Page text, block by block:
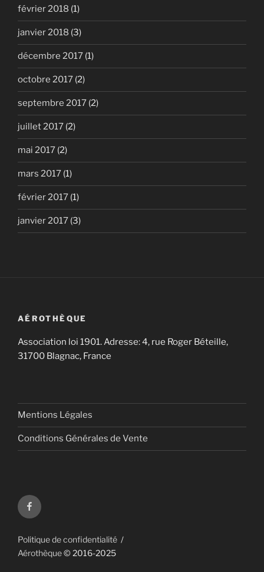
février 2018 (1)
janvier 2018 (3)
décembre 2017 (1)
octobre 2017 (2)
septembre 2017 (2)
juillet 2017 (2)
mai 2017 (2)
mars 2017 (1)
février 2017 (1)
janvier 2017 (3)
AÉROTHÈQUE
Association loi 1901. Adresse: 4, rue Roger Béteille,
31700 Blagnac, France
Mentions Légales
Conditions Générales de Vente
Aérothèque
sur
Politique de confidentialité
Aérothèque© 2016-2025